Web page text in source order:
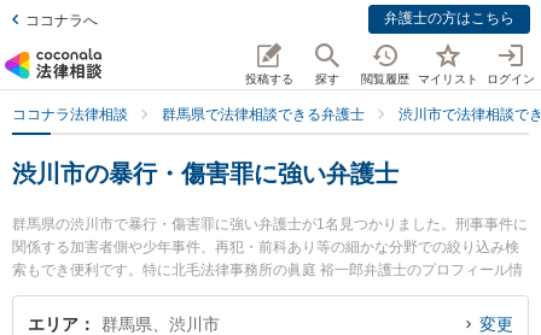
ココナラへ 弁護士の方はこちら
投稿する 探す 閲覧履歴 マイリスト ログイン
ココナラ法律相談 群馬県で法律相談できる弁護士 渋川市で法律相談で
渋川市の暴行・傷害罪に強い弁護士
群馬県の渋川市で暴行・傷害罪に強い弁護士が1名見つかりました。刑事事件に
関係する加害者側や少年事件、再犯・前科あり等の細かな分野での絞り込み検
索もでき便利です。特に北毛法律事務所の眞庭 裕一郎弁護士のプロフィール情
報や弁護士費用、強みなどが注目されています。『渋川市で土日や夜間に発生
した暴行・傷害罪のトラブルを今すぐに弁護士に相談したい』『暴行・傷害罪
エリア 群馬県、渋川市 変更